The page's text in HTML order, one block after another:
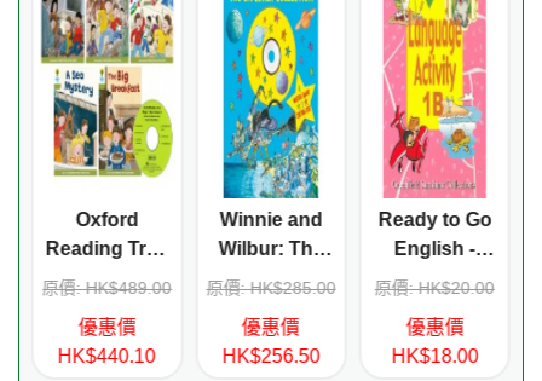
Oxford
Reading Tree
Stage 7 More
titles+CD)
原價: HK$489.00
優惠價
HK$440.10
Winnie and
Wilbur: The
Explorer
原價: HK$285.00
優惠價
HK$256.50
Ready to Go
English -
Language
原價: HK$20.00
優惠價
HK$18.00